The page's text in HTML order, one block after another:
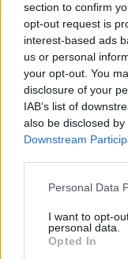
section to confirm
opt-out request is
interest-based ads
us or personal
your opt-out. You
disclosure of your
IAB’s list of
also be disclosed
Downstream
Please note that
not limited to your
grant or deny
use your data for
Personal Data
I want to opt-
personal data.
Opted In
węgliki spiekane
topliwych
(zwykleniklem
kruchymi, ale
ścieranie,
skrawających
obrabianie
dużej prędkości),
Przykłady
autentyczne,